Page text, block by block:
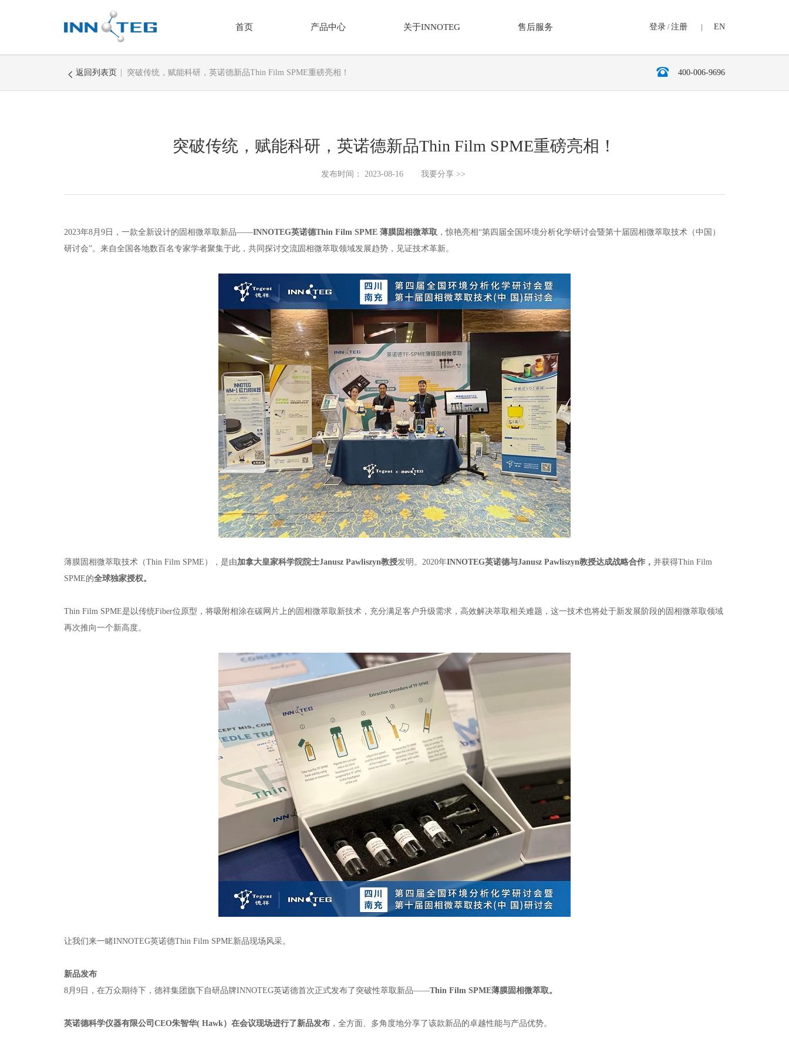
登录/注册 EN
首页 产品中心
仪器分类
NEEDLE TRAP动态针捕集技术 单工位光反应装置
旋转蒸发仪
顶置搅拌器
移液器
多通道等温量热仪
吸附针老化仪
热脱附管老化仪
手动制标仪
伺服压力试验机
氮气发生器
氢气发生器
半自动固相萃取仪
冷冻干燥设备
多用途桌面型冻干机（普通型）
多用途桌面型冻干机（多歧管型）
多用途桌面型冻干机（普通多歧管型）
实验室家具
X系列通风柜
A系列通风柜
P系列通风柜
O系列通风柜
试剂柜
安全柜
气瓶柜
实验室耗材
热脱附管
RBS清洗剂
防护手套（乳胶/丁腈）
移液枪头/吸头
离心管
一次性注射器
一次性塑料巴氏吸管
关于INNOTEG 售后服务
返回列表页 | 突破传统，赋能科研，英诺德新品Thin Film SPME重磅亮相！ 400-006-9696
突破传统，赋能科研，英诺德新品Thin Film SPME重磅亮相！
发布时间： 2023-08-16 我要分享 >>
2023年8月9 日，一款全新设计的固相微萃取新品——INNOTEG英诺德Thin Film SPME薄膜固相微萃取 ，惊艳亮相“第四届全国环境分析化学研讨会暨第十届固相微萃取技术（中国）
研讨会”。来自全国各地数百名专家学者聚集于此，共同探讨交流固相微萃取领域发展趋势，见证技术革新。
薄膜固相微萃取技术（Thin Film SPME ），是由加拿大皇家科学院院士Janusz Pawliszyn教授发明。2020年INNOTEG英诺德与Janusz Pawliszyn教授达成战略合作， 并获得Thin Film
SPME的全球独家授权。
Thin Film SPME是以传统Fiber位原型，将吸附相涂在碳网片上的固相微萃取新技术，充分满足客户升级需求，高效解决萃取相关难题，这一技术也将处于新发展阶段的固相微萃取领域
再次推向一个新高度。
让我们来一睹INNOTEG英诺德Thin Film SPME新品现场风采。
新品发布
8月9 日，在万众期待下，德祥集团旗下自研品牌INNOTEG英诺德首次正式发布了突破性萃取新品——Thin Film SPME薄膜固相微萃取。
英诺德科学仪器有限公司CEO朱智华( Hawk）在会议现场进行了新品发布 ，全方面、多角度地分享了该款新品的卓越性能与产品优势。